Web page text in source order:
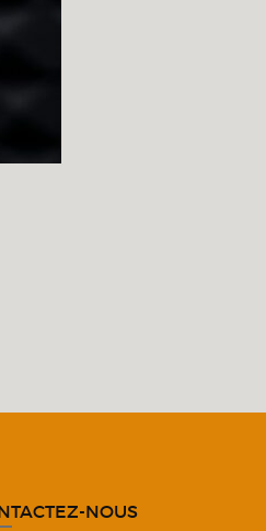
NOUS